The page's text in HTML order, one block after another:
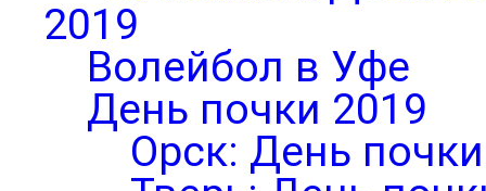
2019
Волейбол в Уфе
День почки 2019
Орск: День почки